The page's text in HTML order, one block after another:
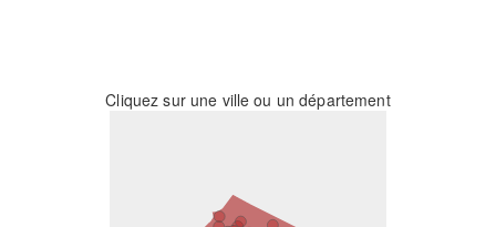
Cliquez sur une ville ou un département